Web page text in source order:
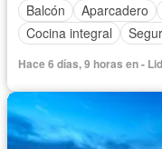
Balcón
Aparcadero
Cocina integral
Hace 6 días, 9 horas en -